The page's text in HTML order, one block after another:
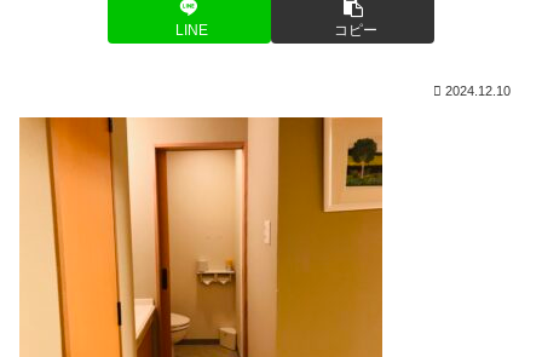
LINE コピー
2024.12.10